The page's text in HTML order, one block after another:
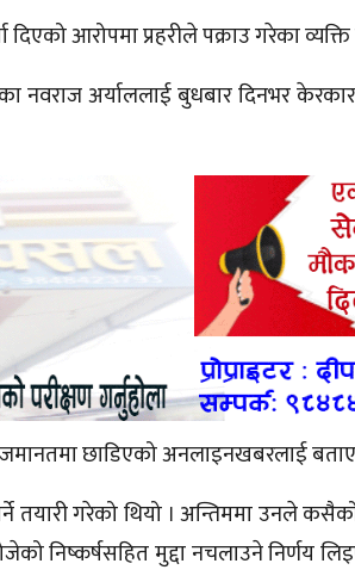
दिएको आरोपमा प्रहरीले पक्राउ गरेका
नवराज अर्याललाई बुधबार दिनभर
छाडिएको अनलाइनखबरलाई
गरेको थियो । अन्तिममा उनले
निष्कर्षसहित मुद्दा नचलाउने निर्णय